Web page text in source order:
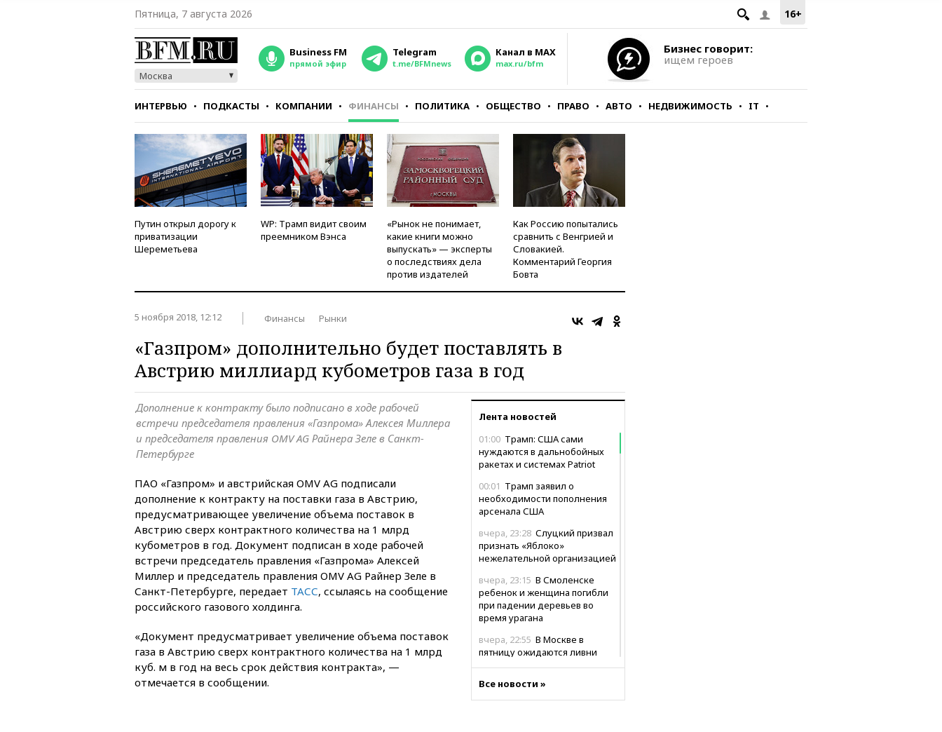
16+
Пятница, 7 августа 2026
Москва
Business FM
прямой эфир
Telegram
t.me/BFMnews
Канал в MAX
max.ru/bfm
Бизнес говорит:
ищем героев
ИНТЕРВЬЮ ПОДКАСТЫ КОМПАНИИ ФИНАНСЫ ПОЛИТИКА ОБЩЕСТВО ПРАВО АВТО НЕДВИЖИМОСТЬ IT
СТИЛЬ ТЕСТЫ
Путин открыл дорогу к
приватизации
Шереметьева
WP: Трамп видит своим
преемником Вэнса
«Рынок не понимает,
какие книги можно
выпускать» — эксперты
о последствиях дела
против издателей
Как Россию попытались
сравнить с Венгрией и
Словакией.
Комментарий Георгия
Бовта
5 ноября 2018, 12:12 Финансы Рынки
«Газпром» дополнительно будет поставлять в
Австрию миллиард кубометров газа в год
Лента новостей
01:00 Трамп: США сами
нуждаются в дальнобойных
ракетах и системах Patriot
00:01 Трамп заявил о
необходимости пополнения
арсенала США
вчера, 23:28 Слуцкий призвал
признать «Яблоко»
нежелательной организацией
вчера, 23:15 В Смоленске
ребенок и женщина погибли
при падении деревьев во
время урагана
вчера, 22:55 В Москве в
пятницу ожидаются ливни
продлил контракт с «Реалом»
до 2032 года
Все новости »
Дополнение к контракту было подписано в ходе рабочей
встречи председателя правления «Газпрома» Алексея Миллера
и председателя правления OMV AG Райнера Зеле в Санкт-
Петербурге
ПАО «Газпром» и австрийская OMV AG подписали
дополнение к контракту на поставки газа в Австрию,
предусматривающее увеличение объема поставок в
Австрию сверх контрактного количества на 1 млрд
кубометров в год. Документ подписан в ходе рабочей
встречи председатель правления «Газпрома» Алексей
Миллер и председатель правления OMV AG Райнер Зеле в
Санкт-Петербурге, передает ТАСС, ссылаясь на сообщение
российского газового холдинга.
«Документ предусматривает увеличение объема поставок
газа в Австрию сверх контрактного количества на 1 млрд
куб. м в год на весь срок действия контракта», —
отмечается в сообщении.